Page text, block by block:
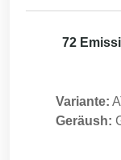
72
Variante:
Geräush: